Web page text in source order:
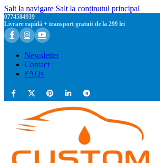
Salt la navigare Salt la conținutul principal
0774584939
Livrare rapidă + transport gratuit de la 299 lei
Newsletter
Contact
FAQs